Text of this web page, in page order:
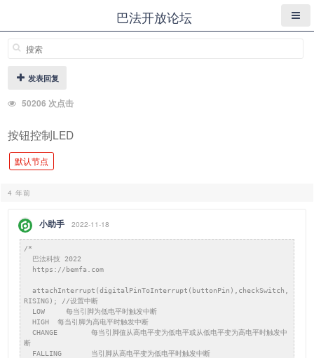
巴法开放论坛
发表回复
50206 次点击
按钮控制LED
默认节点
4 年前
小助手 2022-11-18
/*
RISING); //设置中断
断